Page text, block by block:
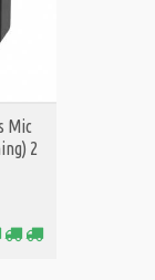
Mic
2